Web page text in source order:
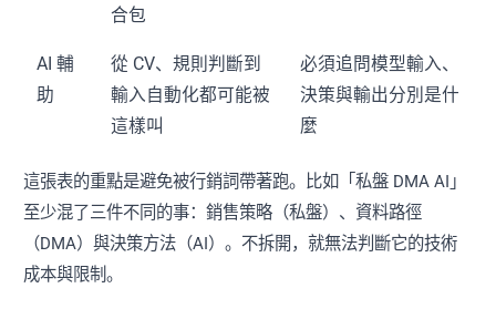
合包
AI 輔
助
從 CV、規則判斷到
輸入自動化都可能被
這樣叫
必須追問模型輸入、
決策與輸出分別是什
麼
這張表的重點是避免被行銷詞帶著跑。比如「私盤 DMA AI」
至少混了三件不同的事：銷售策略（私盤）、資料路徑
（DMA）與決策方法（AI）。不拆開，就無法判斷它的技術
成本與限制。